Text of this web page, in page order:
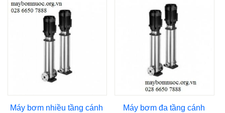
Máy bơm nhiều tầng cánh
Máy bơm đa tầng cánh